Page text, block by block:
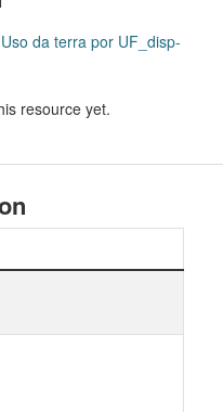
da terra por UF_disp-
resource yet.